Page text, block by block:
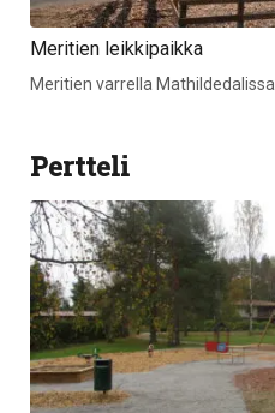
Meritien leikkipaikka
Meritien varrella Mathildedalissa
Pertteli